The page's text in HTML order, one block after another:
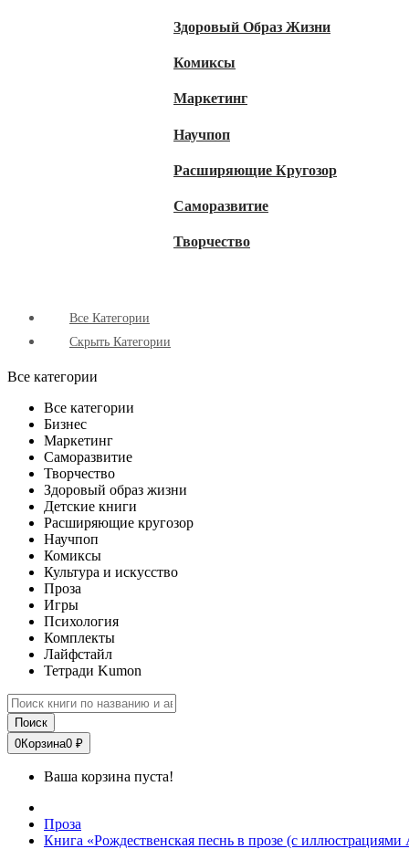
Здоровый Образ Жизни
Комиксы
Маркетинг
Научпоп
Расширяющие Кругозор
Cаморазвитие
Творчество
Все Категории
Скрыть Категории
Все категории
Все категории
Бизнес
Маркетинг
Саморазвитие
Творчество
Здоровый образ жизни
Детские книги
Расширяющие кругозор
Научпоп
Комиксы
Культура и искусство
Проза
Игры
Психология
Комплекты
Лайфстайл
Тетради Kumon
Поиск
0Корзина0 ₽
Ваша корзина пуста!
Проза
Книга «Рождественская песнь в прозе (с